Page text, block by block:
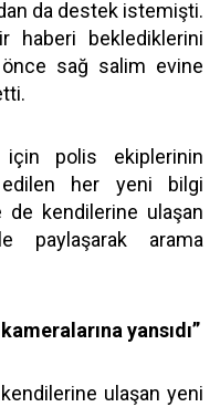
da destek istemişti.
haberi beklediklerini
önce sağ salim evine
için polis ekiplerinin
edilen her yeni bilgi
de kendilerine ulaşan
paylaşarak arama
yansıdı”
ulaşan yeni